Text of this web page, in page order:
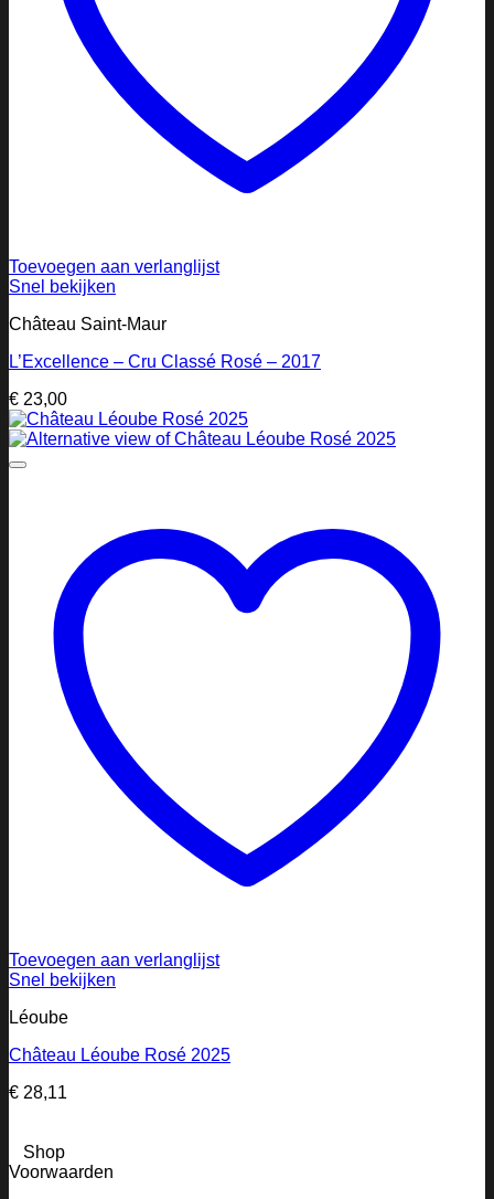
Toevoegen aan verlanglijst
Snel bekijken
Château Saint-Maur
L’Excellence – Cru Classé Rosé – 2017
€ 23,00
Toevoegen aan verlanglijst
Snel bekijken
Léoube
Château Léoube Rosé 2025
€ 28,11
Shop
Voorwaarden